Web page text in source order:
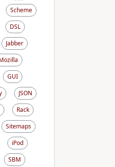
Scheme
DSL
Jabber
GUI
JSON
Rack
Sitemaps
iPod
SBM